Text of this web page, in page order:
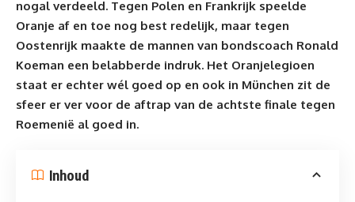
nogal verdeeld. Tegen Polen en Frankrijk speelde
Oranje af en toe nog best redelijk, maar tegen
Oostenrijk maakte de mannen van bondscoach Ronald
Koeman een belabberde indruk. Het Oranjelegioen
staat er echter wél goed op en ook in München zit de
sfeer er ver voor de aftrap van de achtste finale tegen
Roemenië al goed in.
Inhoud